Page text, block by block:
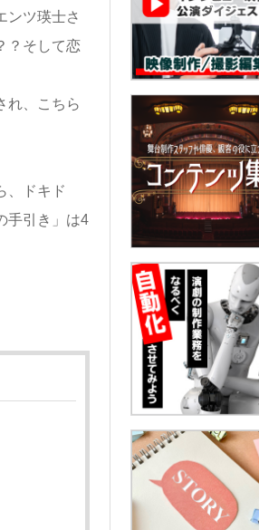
ンツ瑛士さ
？そして恋
れ、こちら
、ドキド
手引き」は4